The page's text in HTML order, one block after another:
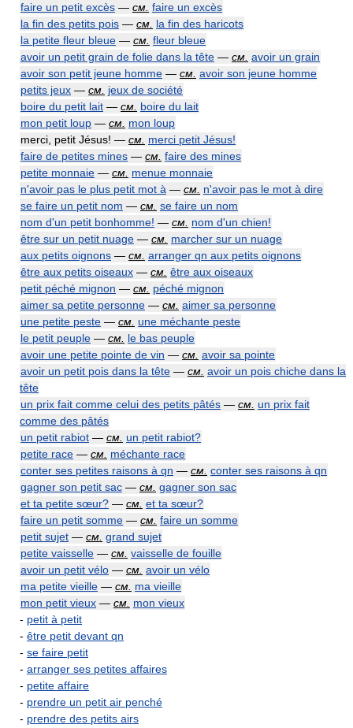
faire un petit excès — см. faire un excès
la fin des petits pois — см. la fin des haricots
la petite fleur bleue — см. fleur bleue
avoir un petit grain de folie dans la tête — см. avoir un grain
avoir son petit jeune homme — см. avoir son jeune homme
petits jeux — см. jeux de société
boire du petit lait — см. boire du lait
mon petit loup — см. mon loup
merci, petit Jésus! — см. merci petit Jésus!
faire de petites mines — см. faire des mines
petite monnaie — см. menue monnaie
n'avoir pas le plus petit mot à — см. n'avoir pas le mot à dire
se faire un petit nom — см. se faire un nom
nom d'un petit bonhomme! — см. nom d'un chien!
être sur un petit nuage — см. marcher sur un nuage
aux petits oignons — см. arranger qn aux petits oignons
être aux petits oiseaux — см. être aux oiseaux
petit péché mignon — см. péché mignon
aimer sa petite personne — см. aimer sa personne
une petite peste — см. une méchante peste
le petit peuple — см. le bas peuple
avoir une petite pointe de vin — см. avoir sa pointe
avoir un petit pois dans la tête — см. avoir un pois chiche dans la
tête
un prix fait comme celui des petits pâtés — см. un prix fait
comme des pâtés
un petit rabiot — см. un petit rabiot?
petite race — см. méchante race
conter ses petites raisons à qn — см. conter ses raisons à qn
gagner son petit sac — см. gagner son sac
et ta petite sœur? — см. et ta sœur?
faire un petit somme — см. faire un somme
petit sujet — см. grand sujet
petite vaisselle — см. vaisselle de fouille
avoir un petit vélo — см. avoir un vélo
ma petite vieille — см. ma vieille
mon petit vieux — см. mon vieux
- petit à petit
- être petit devant qn
- se faire petit
- arranger ses petites affaires
- petite affaire
- prendre un petit air penché
- prendre des petits airs